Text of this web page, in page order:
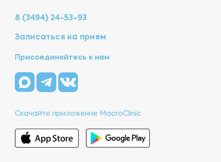
8 (3494) 24-53-93
Записаться на прием
Присоединяйтесь к нам
Скачайте приложение MacroClinic